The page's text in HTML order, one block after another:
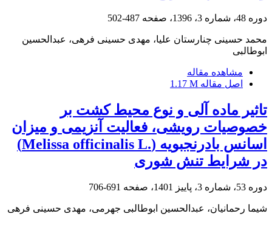
دوره 48، شماره 3، 1396، صفحه 487-502
محمد حسینی چنارستان علیا، مهدی حسینی فرهی، عبدالحسین
ابوطالبی
مشاهده مقاله
اصل مقاله 1.17 M
تاثیر ماده آلی و نوع محیط کشت بر
خصوصیات رویشی، فعالیت آنزیمی و میزان
اسانس بادرنجبویه ‏‏(‏Melissa officinalis L.‎‏)
در شرایط تنش شوری
دوره 53، شماره 3، پاییز 1401، صفحه 691-706
شیما رحمانیان، عبدالحسین ابوطالبی جهرمی، مهدی حسینی فرهی